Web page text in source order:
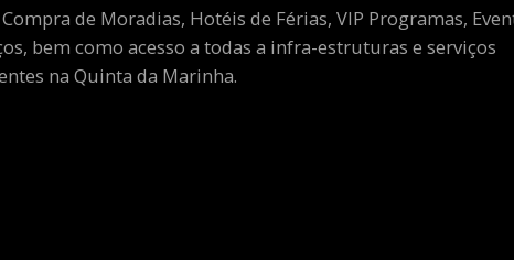
de Moradias, Hotéis de Férias, VIP Programas,
bem como acesso a todas a infra-estruturas e serviços
na Quinta da Marinha.